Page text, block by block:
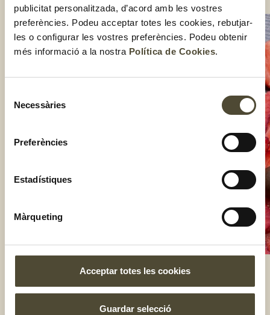
publicitat personalitzada, d’acord amb les vostres
preferències. Podeu acceptar totes les cookies, rebutjar-
les o configurar les vostres preferències. Podeu obtenir
més informació a la nostra Política de Cookies.
Necessàries
Preferències
Estadístiques
Màrqueting
Acceptar totes les cookies
Guardar selecció